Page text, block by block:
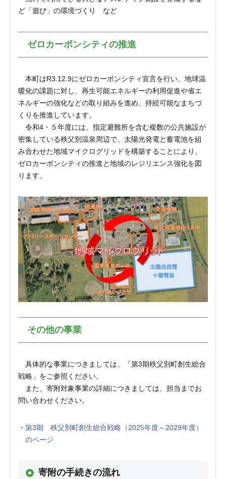
ど「遊び」の環境づくり など
ゼロカーボンシティの推進
本町はR3.12.9にゼロカーボンシティ宣言を行い、地球温
暖化の課題に対し、再生可能エネルギーの利用促進や省エ
ネルギーの強化などの取り組みを進め、持続可能なまちづ
くりを推進しています。
令和4・５年度には、指定避難所を含む複数の公共施設が
密集している秩父別温泉周辺で、太陽光発電と蓄電池を組
み合わせた地域マイクログリッドを構築することにより、
ゼロカーボンシティの推進と地域のレジリエンス強化を図
ります。
その他の事業
具体的な事業につきましては、「第3期秩父別町創生総合
戦略」をご参照ください。
また、寄附対象事業の詳細につきましては、担当までお
問い合わせください。
第3期 秩父別町創生総合戦略（2025年度～2029年度）
のページ
寄附の手続きの流れ